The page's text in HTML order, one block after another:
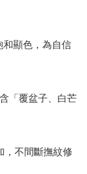
和顯色，為自信
「覆盆子、白芒
，不間斷撫紋修